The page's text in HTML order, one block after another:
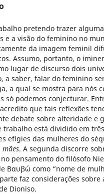
pretendo trazer
e a visão do feminino no
da imagem feminil
Assumo, portanto, o
lugar de discurso dois
a saber, falar do feminino
a qual se mostra para nós
só podemos conjecturar.
que tais reflexões
debate sobre alteridade e
trabalho está dividido em
efígies das mulheres do
mães. A segunda discorre
pensamento do filósofo
Βαυβώ como “nome de
faz considerações
Dioniso.